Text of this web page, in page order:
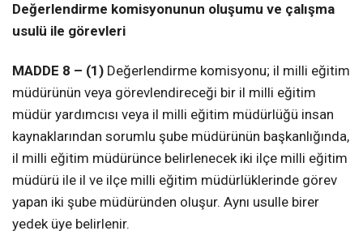
Değerlendirme komisyonunun oluşumu ve çalışma
usulü ile görevleri
MADDE 8 – (1) Değerlendirme komisyonu; il milli eğitim
müdürünün veya görevlendireceği bir il milli eğitim
müdür yardımcısı veya il milli eğitim müdürlüğü insan
kaynaklarından sorumlu şube müdürünün başkanlığında,
il milli eğitim müdürünce belirlenecek iki ilçe milli eğitim
müdürü ile il ve ilçe milli eğitim müdürlüklerinde görev
yapan iki şube müdüründen oluşur. Aynı usulle birer
yedek üye belirlenir.